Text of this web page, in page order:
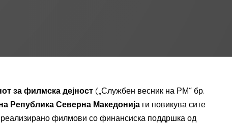
за филмска дејност („Службен весник на РМ“ бр.
Република Северна Македонија ги повикува сите
филмови со финансиска поддршка од